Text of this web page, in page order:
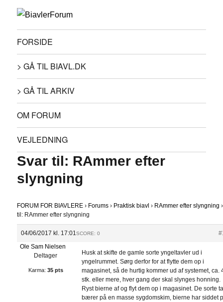
FORSIDE
> GÅ TIL BIAVL.DK
> GÅ TIL ARKIV
OM FORUM
VEJLEDNING
Svar til: RAmmer efter
slyngning
FORUM FOR BIAVLERE › Forums › Praktisk biavl › RAmmer efter slyngning ›
til: RAmmer efter slyngning
04/06/2017 kl. 17:01SCORE: 0
Ole Sam Nielsen
Deltager
Karma: 35 pts
Husk at skifte de gamle sorte yngeltavler ud i
yngelrummet. Sørg derfor for at flytte dem op i
magasinet, så de hurtig kommer ud af systemet, ca.
stk. eller mere, hver gang der skal slynges honning.
Ryst bierne af og flyt dem op i magasinet. De sorte
bærer på en masse sygdomskim, bierne har siddet